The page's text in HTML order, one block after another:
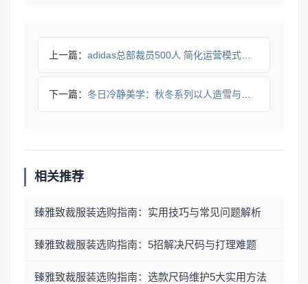
上一篇： adidas总部裁员500人 简化运营模式迎变局
下一篇： 冬日冷静美学：秋冬系列以人造雪与毛皮设计诠释宁静时刻
相关推荐
臻雅致裁服装选购指南：实用技巧与常见问题解析
臻雅致裁服装选购指南：5招解决尺码与打理难题
臻雅致裁服装选购指南：选款尺码维护5大实用方法